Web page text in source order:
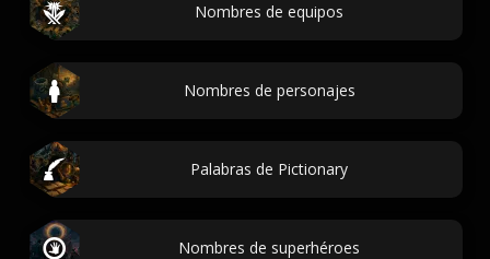
Nombres de equipos
Nombres de personajes
Palabras de Pictionary
Nombres de superhéroes